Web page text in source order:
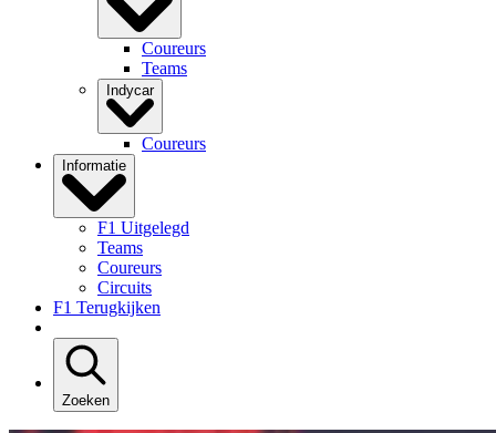
Coureurs
Teams
Indycar
Coureurs
Informatie
F1 Uitgelegd
Teams
Coureurs
Circuits
F1 Terugkijken
Zoeken